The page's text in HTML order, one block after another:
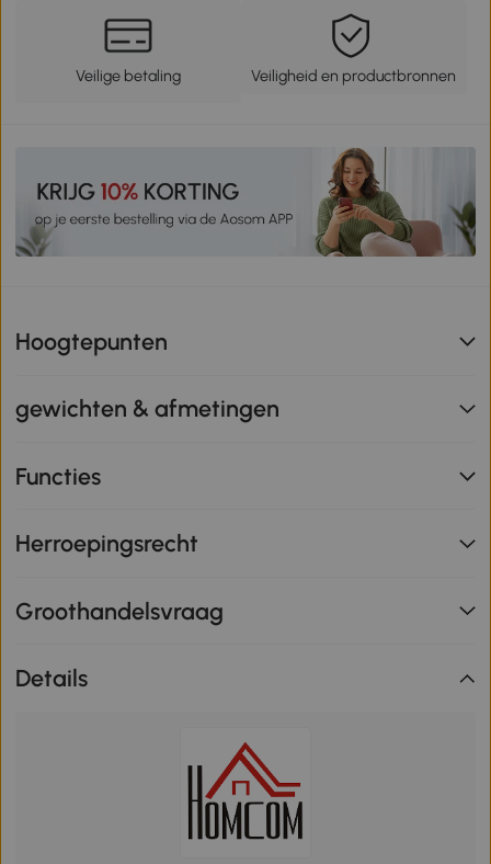
Veilige betaling Veiligheid en productbronnen
Hoogtepunten
gewichten & afmetingen
Functies
Herroepingsrecht
Groothandelsvraag
Details